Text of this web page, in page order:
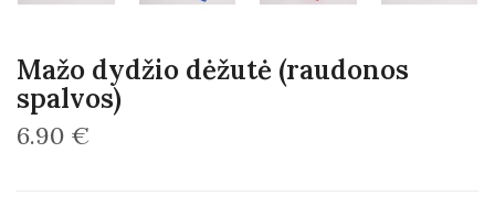
Mažo dydžio dėžutė (raudonos
spalvos)
6.90 €